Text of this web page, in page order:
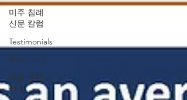
미주 침례
신문 칼럼
Testimonials
Resources
세금 관련
뉴스